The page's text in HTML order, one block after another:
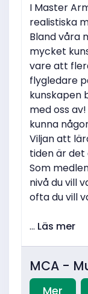
I Master
realistiska
Bland våra
mycket
vare att
flygledare
kunskapen
med oss
kunna
Viljan att
tiden är det
Som
nivå du vill
ofta du vill
... Läs mer
MCA -
Mer